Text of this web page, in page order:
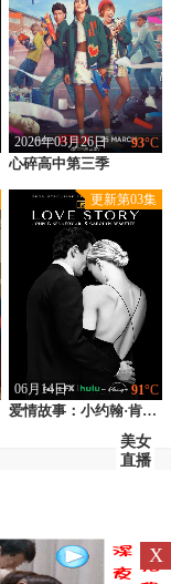
93°C
心碎高中第三季
2026年03月26日
类型：欧美
上映：2026
地区： 澳大利亚
Jessie,Oldfield,亚当·默费特,蒂格·泰雷拉
主演：阿耶莎·玛顿,詹姆斯·马约斯,克洛伊·海登,阿什·亚斯本切克,托马斯·韦瑟罗尔,威尔·麦克唐纳,杰玛·崔特兰,布林·查普曼·帕里什,雪莉-李·沃森,布罗迪·汤森,瑞切尔·豪斯,琪卡·伊科维,卡尔塔尼亚·梅纳德,凯特琳·阿迪内尔,阿梅莉·克隆伯格,约翰·索尔,Aki,Munroe,乔治·西米齐斯,本·特兰德,威廉·麦肯纳
更新第03集
91°C
爱情故事：小约翰·肯尼迪与卡罗琳·贝塞特
06月14日
类型：欧美
美女
直播
X